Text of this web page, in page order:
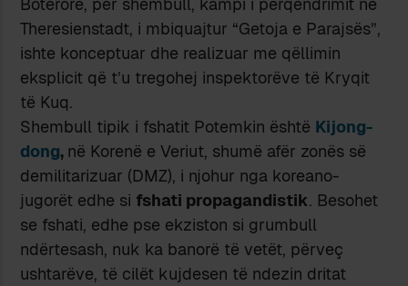
Theresienstadt, i mbiquajtur “Getoja e Parajsës”,
ishte konceptuar dhe realizuar me qëllimin
eksplicit që t’u tregohej inspektorëve të Kryqit
të Kuq.
Shembull tipik i fshatit Potemkin është Kijong-
dong, në Korenë e Veriut, shumë afër zonës së
demilitarizuar (DMZ), i njohur nga koreano-
jugorët edhe si fshati propagandistik. Besohet
se fshati, edhe pse ekziston si grumbull
ndërtesash, nuk ka banorë të vetët, përveç
ushtarëve, të cilët kujdesen të ndezin dritat